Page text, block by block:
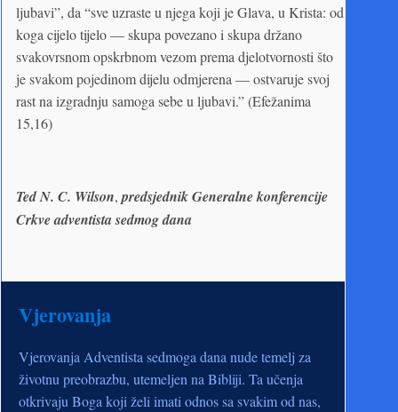
ljubavi”, da “sve uzraste u njega koji je Glava, u Krista: od
koga cijelo tijelo — skupa povezano i skupa držano
svakovrsnom opskrbnom vezom prema djelotvornosti što
je svakom pojedinom dijelu odmjerena — ostvaruje svoj
rast na izgradnju samoga sebe u ljubavi.” (Efežanima
15,16)
Ted N. C. Wilson, predsjednik Generalne konferencije
Crkve adventista sedmog dana
Vjerovanja
Vjerovanja Adventista sedmoga dana nude temelj za
životnu preobrazbu, utemeljen na Bibliji. Ta učenja
otkrivaju Boga koji želi imati odnos sa svakim od nas,